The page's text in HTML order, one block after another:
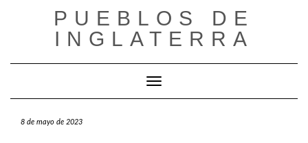
PUEBLOS DE
INGLATERRA
Cambiar modo de navegación
8 de mayo de 2023